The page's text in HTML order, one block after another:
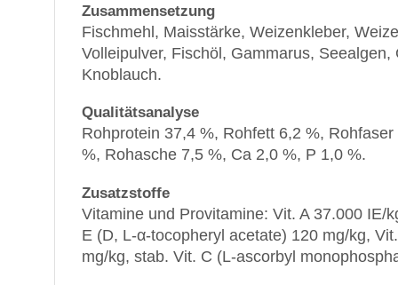
Zusammensetzung
Fischmehl, Maisstärke, Weizenkleber,
Volleipulver, Fischöl, Gammarus,
Knoblauch.
Qualitätsanalyse
Rohprotein 37,4 %, Rohfett 6,2 %,
%, Rohasche 7,5 %, Ca 2,0 %, P 1,0 %.
Zusatzstoffe
Vitamine und Provitamine: Vit. A 37.000 IE/
E (D, L-α-tocopheryl acetate) 120 mg/kg,
mg/kg, stab. Vit. C (L-ascorbyl